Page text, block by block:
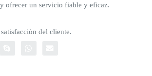
ofrecer un servicio fiable y eficaz.
del cliente.